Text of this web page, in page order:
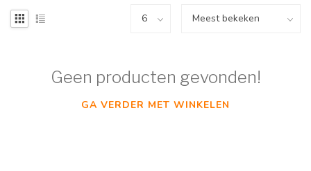
Geen producten gevonden!
GA VERDER MET WINKELEN